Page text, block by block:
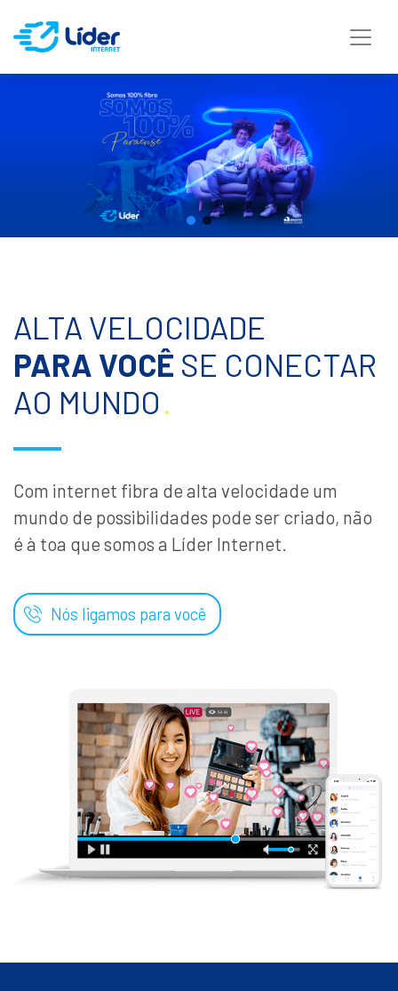
ALTA VELOCIDADE
PARA VOCÊ SE CONECTAR
AO MUNDO.
Com internet fibra de alta velocidade um
mundo de possibilidades pode ser criado, não
é à toa que somos a Líder Internet.
Nós ligamos para você